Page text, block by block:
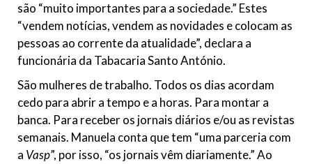
são “muito importantes para a sociedade.” Estes
“vendem notícias, vendem as novidades e colocam as
pessoas ao corrente da atualidade”, declara a
funcionária da Tabacaria Santo António.
São mulheres de trabalho. Todos os dias acordam
cedo para abrir a tempo e a horas. Para montar a
banca. Para receber os jornais diários e/ou as revistas
semanais. Manuela conta que tem “uma parceria com
a Vasp”, por isso, “os jornais vêm diariamente.” Ao